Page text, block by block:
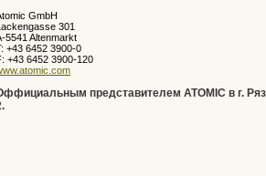
GmbH
301
5541 Altenmarkt
+43 6452 3900-0
+43 6452 3900-120
представителем ATOMIC в г.